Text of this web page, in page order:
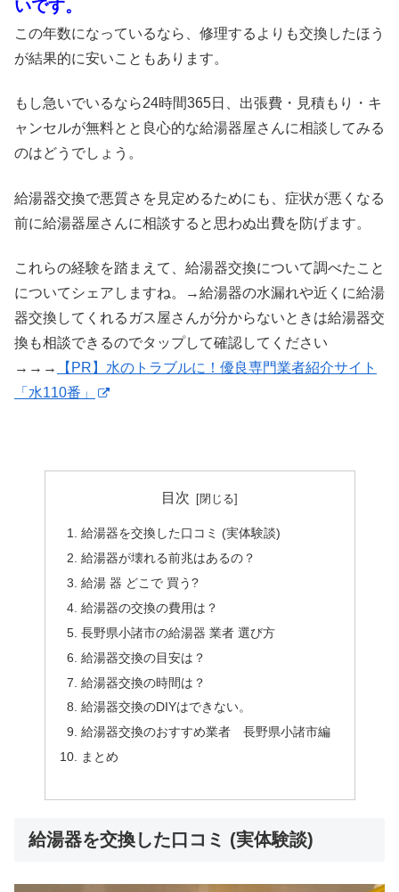
いです。
この年数になっているなら、修理するよりも交換したほう
が結果的に安いこともあります。
もし急いでいるなら24時間365日、出張費・見積もり・キ
ャンセルが無料とと良心的な給湯器屋さんに相談してみる
のはどうでしょう。
給湯器交換で悪質さを見定めるためにも、症状が悪くなる
前に給湯器屋さんに相談すると思わぬ出費を防げます。
これらの経験を踏まえて、給湯器交換について調べたこと
についてシェアしますね。→給湯器の水漏れや近くに給湯
器交換してくれるガス屋さんが分からないときは給湯器交
換も相談できるのでタップして確認してください
→→→
【PR】水のトラブルに！優良専門業者紹介サイト
「水110番」
目次
給湯器を交換した口コミ (実体験談)
給湯器が壊れる前兆はあるの？
給湯 器 どこで 買う?
給湯器の交換の費用は？
長野県小諸市の給湯器 業者 選び方
給湯器交換の目安は？
給湯器交換の時間は？
給湯器交換のDIYはできない。
給湯器交換のおすすめ業者 長野県小諸市編
まとめ
給湯器を交換した口コミ (実体験談)